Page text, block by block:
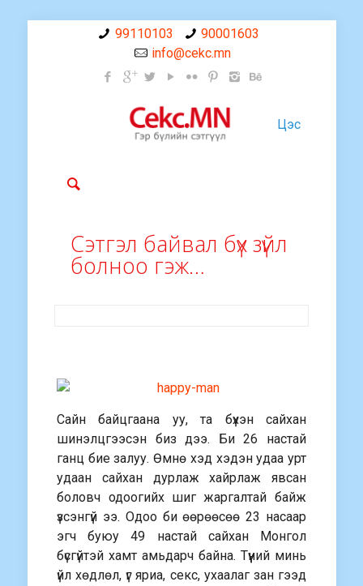
99110103
90001603
info@cekc.mn
Цэс
Сэтгэл байвал бүх зүйл
болноо гэж…
Сайн байцгаана уу, та бүхэн сайхан
шинэлцгээсэн биз дээ. Би 26 настай
ганц бие залуу. Өмнө хэд хэдэн удаа урт
удаан сайхан дурлаж хайрлаж явсан
боловч одоогийх шиг жаргалтай байж
үзсэнгүй ээ. Одоо би өөрөөсөө 23 насаар
эгч буюу 49 настай сайхан Монгол
бүсгүйтэй хамт амьдарч байна. Түүний минь
үйл хөдлөл, үг яриа, секс, ухаалаг зан гээд